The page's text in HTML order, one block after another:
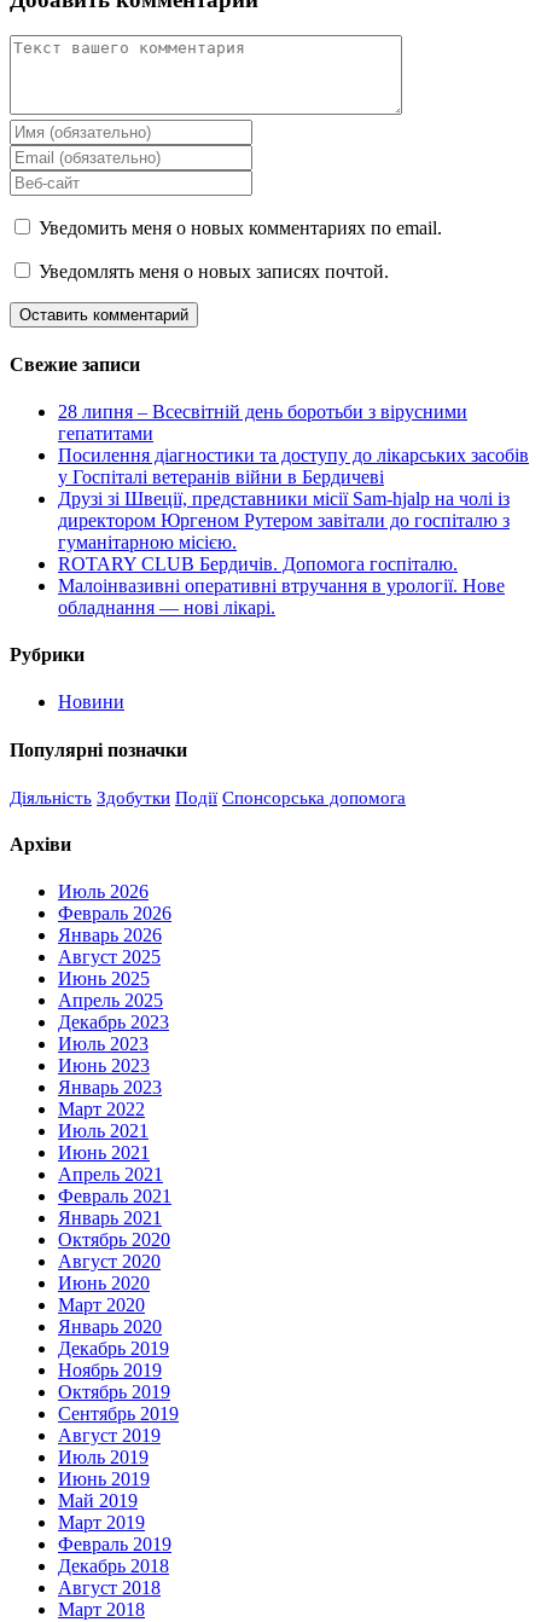
Уведомить меня о новых комментариях по email.
Уведомлять меня о новых записях почтой.
Свежие записи
28 липня – Всесвітній день боротьби з вірусними
гепатитами
Посилення діагностики та доступу до лікарських засобів
у Госпіталі ветеранів війни в Бердичеві
Друзі зі Швеції, представники місії Sam-hjalp на чолі із
директором Юргеном Рутером завітали до госпіталю з
гуманітарною місією.
ROTARY CLUB Бердичів. Допомога госпіталю.
Малоінвазивні оперативні втручання в урології. Нове
обладнання — нові лікарі.
Рубрики
Новини
Популярні позначки
Діяльність Здобутки Події Спонсорська допомога
Архіви
Июль 2026
Февраль 2026
Январь 2026
Август 2025
Июнь 2025
Апрель 2025
Декабрь 2023
Июль 2023
Июнь 2023
Январь 2023
Март 2022
Июль 2021
Июнь 2021
Апрель 2021
Февраль 2021
Январь 2021
Октябрь 2020
Август 2020
Июнь 2020
Март 2020
Январь 2020
Декабрь 2019
Ноябрь 2019
Октябрь 2019
Сентябрь 2019
Август 2019
Июль 2019
Июнь 2019
Май 2019
Март 2019
Февраль 2019
Декабрь 2018
Август 2018
Март 2018